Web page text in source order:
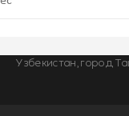
Узбекистан, город